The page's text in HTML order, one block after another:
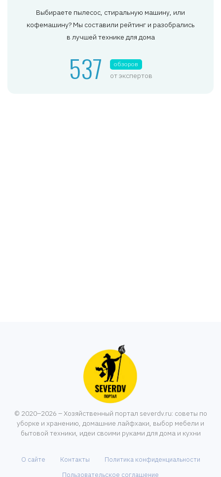
Выбираете пылесос, стиральную машину, или
кофемашину? Мы составили рейтинг и разобрались
в лучшей технике для дома
537 обзоров
от экспертов
© 2020–2026 – Хозяйственный портал severdv.ru: советы по
уборке и хранению, домашние лайфхаки, выбор мебели и
бытовой техники, идеи своими руками для дома и кухни
О сайте Контакты
Политика конфиденциальности
Пользовательское соглашение